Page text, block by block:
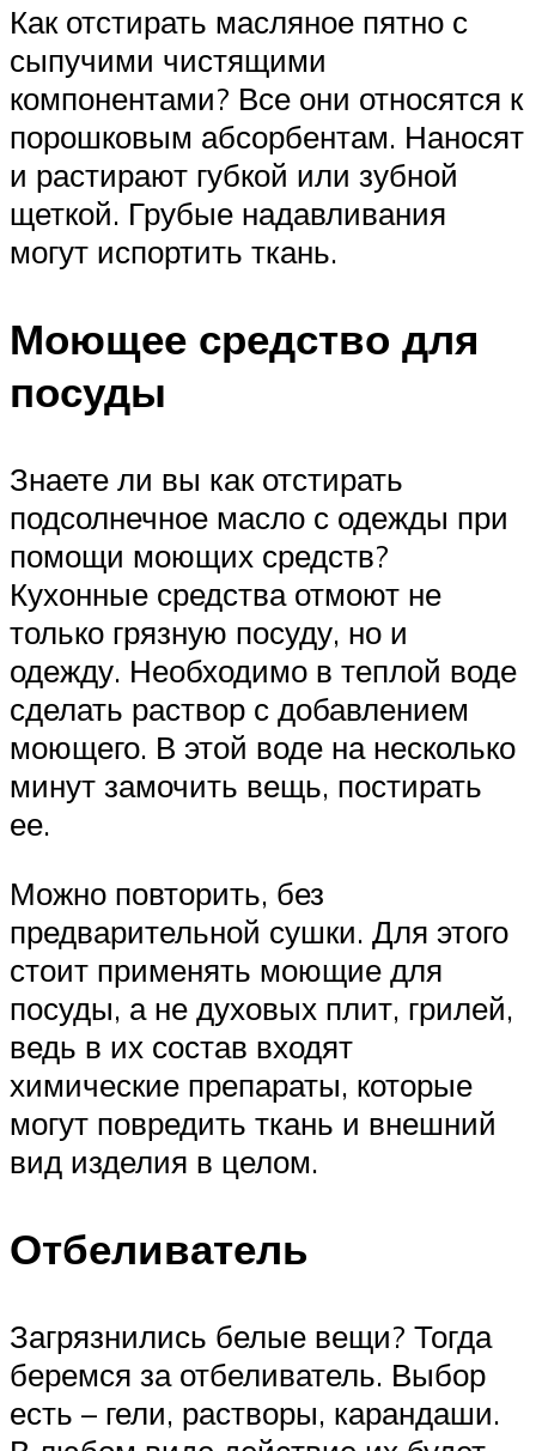
Как отстирать масляное пятно с
сыпучими чистящими
компонентами? Все они относятся к
порошковым абсорбентам. Наносят
и растирают губкой или зубной
щеткой. Грубые надавливания
могут испортить ткань.
Моющее средство для
посуды
Знаете ли вы как отстирать
подсолнечное масло с одежды при
помощи моющих средств?
Кухонные средства отмоют не
только грязную посуду, но и
одежду. Необходимо в теплой воде
сделать раствор с добавлением
моющего. В этой воде на несколько
минут замочить вещь, постирать
ее.
Можно повторить, без
предварительной сушки. Для этого
стоит применять моющие для
посуды, а не духовых плит, грилей,
ведь в их состав входят
химические препараты, которые
могут повредить ткань и внешний
вид изделия в целом.
Отбеливатель
Загрязнились белые вещи? Тогда
беремся за отбеливатель. Выбор
есть – гели, растворы, карандаши.